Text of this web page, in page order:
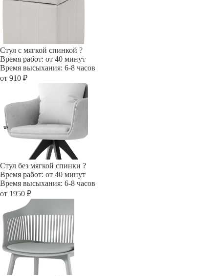
Стул с мягкой спинкой ?
Время работ: от 40 минут
Время высыхания: 6-8 часов
от 910 ₽
Стул без мягкой спинки ?
Время работ: от 40 минут
Время высыхания: 6-8 часов
от 1950 ₽